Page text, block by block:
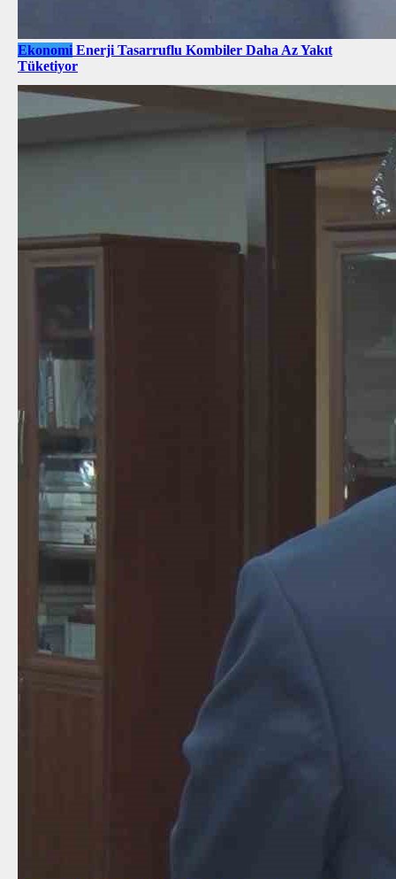
Ekonomi Enerji Tasarruflu Kombiler Daha Az Yakıt
Tüketiyor